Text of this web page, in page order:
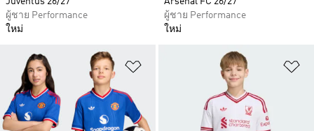
ผู้ชาย Performance
ใหม่
ผู้ชาย Performance
ใหม่
เพิ่มไปยังรายการสินค้าโปรด